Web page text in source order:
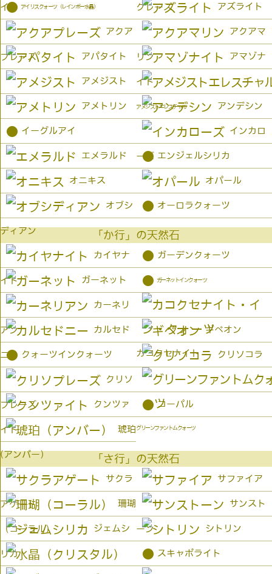
イト クレーズ
● アイリスクォーツ（レインボー水晶） アズライト
アクア
プレーズ
アクアマ
リン
アパタイト アマゾナ
イト
アメジスト
アメジストエレスチャル
アメトリン アンデシン
● イーグルアイ インカロ
ーズ
エメラルド ● エンジェルシリカ
オニキス オパール
オブシ
ディアン
● オーロラクォーツ
「か行」の天然石
カイヤナ
イト
● ガーデンクォーツ
ガーネット ● ガーネットインクォーツ
カーネリ
アン
カコクセナイト
カルセド
ニー
ギベオン
● クォーツインクォーツ クリソコラ
クリソ
プレーズ
グリーンファントムクォーツ
クンツァ
イト
● コーパル
琥珀
(アンバー） 「さ行」の天然石
サクラ
アゲート
サファイア
珊瑚
（コーラル）
サンスト
ーン
ジェムシ
リカ
シトリン
● スキャポライト